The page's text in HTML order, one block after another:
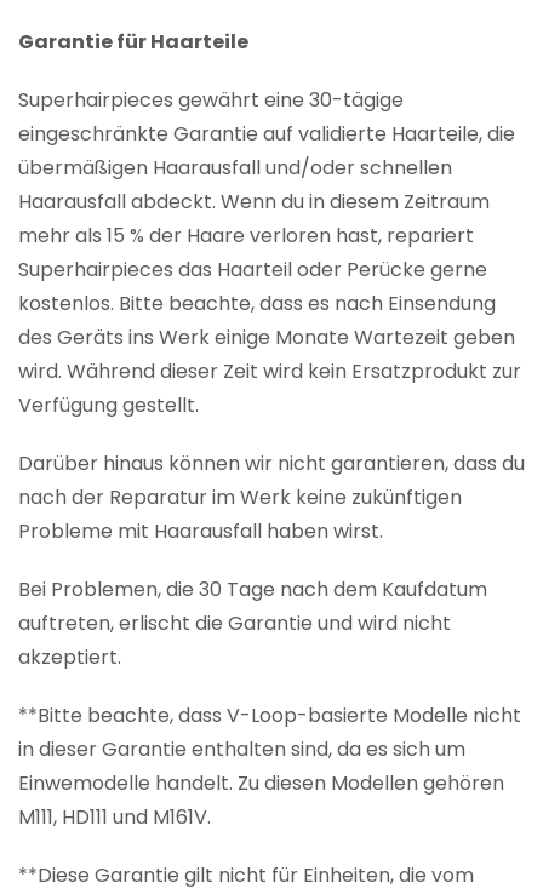
Garantie für Haarteile
Superhairpieces gewährt eine 30-tägige
eingeschränkte Garantie auf validierte Haarteile, die
übermäßigen Haarausfall und/oder schnellen
Haarausfall abdeckt. Wenn du in diesem Zeitraum
mehr als 15 % der Haare verloren hast, repariert
Superhairpieces das Haarteil oder Perücke gerne
kostenlos. Bitte beachte, dass es nach Einsendung
des Geräts ins Werk einige Monate Wartezeit geben
wird. Während dieser Zeit wird kein Ersatzprodukt zur
Verfügung gestellt.
Darüber hinaus können wir nicht garantieren, dass du
nach der Reparatur im Werk keine zukünftigen
Probleme mit Haarausfall haben wirst.
Bei Problemen, die 30 Tage nach dem Kaufdatum
auftreten, erlischt die Garantie und wird nicht
akzeptiert.
**Bitte beachte, dass V-Loop-basierte Modelle nicht
in dieser Garantie enthalten sind, da es sich um
Einwemodelle handelt. Zu diesen Modellen gehören
M111, HD111 und M161V.
**Diese Garantie gilt nicht für Einheiten, die vom